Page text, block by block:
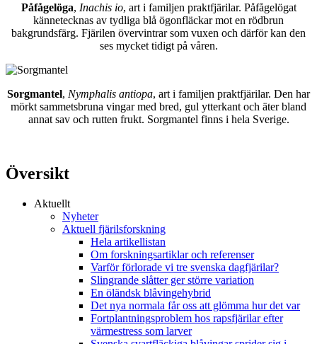
Påfågelöga, Inachis io, art i familjen praktfjärilar. Påfågelögat
kännetecknas av tydliga blå ögonfläckar mot en rödbrun
bakgrundsfärg. Fjärilen övervintrar som vuxen och därför kan den
ses mycket tidigt på våren.
Sorgmantel, Nymphalis antiopa, art i familjen praktfjärilar. Den har
mörkt sammetsbruna vingar med bred, gul ytterkant och äter bland
annat sav och rutten frukt. Sorgmantel finns i hela Sverige.
Översikt
Aktuellt
Nyheter
Aktuell fjärilsforskning
Hela artikellistan
Om forskningsartiklar och referenser
Varför förlorade vi tre svenska dagfjärilar?
Slingrande slåtter ger större variation
En öländsk blåvingehybrid
Det nya normala får oss att glömma hur det var
Fortplantningsproblem hos rapsfjärilar efter
värmestress som larver